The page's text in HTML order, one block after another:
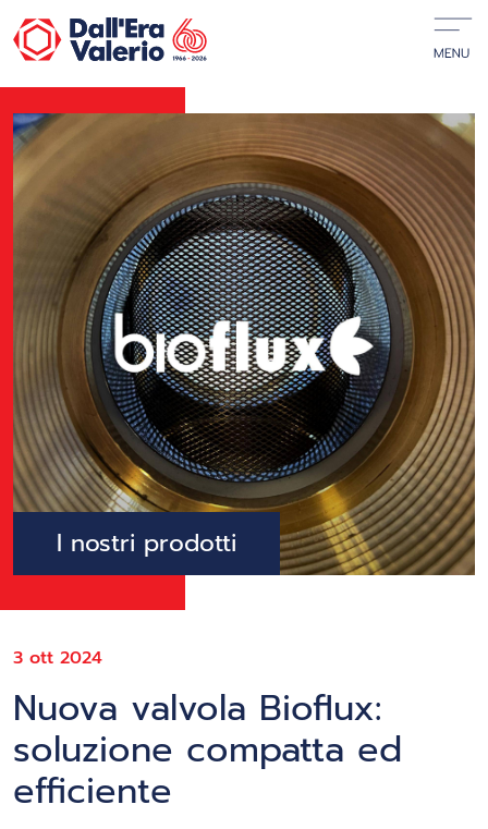
I nostri prodotti
3 ott 2024
Nuova valvola Bioflux:
soluzione compatta ed
efficiente